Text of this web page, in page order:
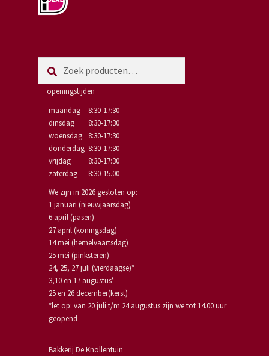
naar:
openingstijden
maandag
8:30-17:30
dinsdag
8:30-17:30
woensdag
8:30-17:30
donderdag 8:30-17:30
vrijdag
8:30-17:30
zaterdag
8:30-15.00
We zijn in 2026 gesloten op:
1 januari (nieuwjaarsdag)
6 april (pasen)
27 april (koningsdag)
14 mei (hemelvaartsdag)
25 mei (pinksteren)
24, 25, 27 juli (vierdaagse)*
3,10 en 17 augustus*
25 en 26 december(kerst)
*let op: van 20 juli t/m 24 augustus zijn we tot 14.00 uur
geopend
Bakkerij De Knollentuin